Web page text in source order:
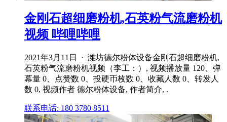
金刚石超细磨粉机,石英粉气流磨粉机
视频 哔哩哔哩
2021年3月11日 · 潍坊德尔粉体设备金刚石超细磨粉机,
石英粉气流磨粉机视频（李工：）, 视频播放量 120、弹
幕量 0、点赞数 0、投硬币枚数 0、收藏人数 0、转发人
数 0, 视频作者 德尔粉体设备, 作者简介, .
联系电话: 180 3780 8511